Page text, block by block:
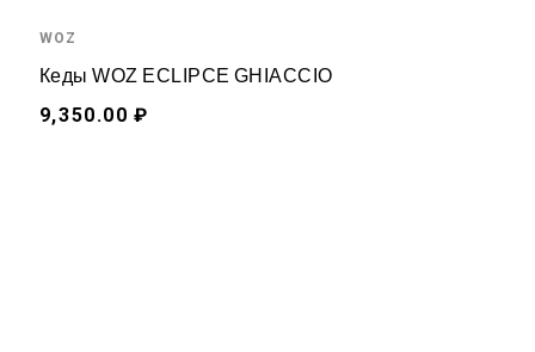
WOZ
Кеды WOZ ECLIPCE GHIACCIO
9,350.00 ₽